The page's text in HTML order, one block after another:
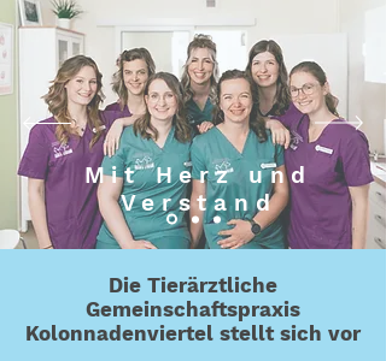
Mit Herz und
Verstand
Die Tierärztliche
Gemeinschaftspraxis
Kolonnadenviertel stellt sich vor